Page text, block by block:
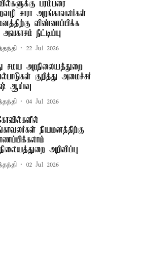
பரம்பரை
சாரா அறங்காவலர்கள்
விண்ணப்பிக்க
நீட்டிப்பு
22 Jul 2026
சமய அறநிலையத்துறை
குறித்து அமைச்சர்
ஆய்வு
04 Jul 2026
நியமனத்திற்கு
அறிவிப்பு
02 Jul 2026